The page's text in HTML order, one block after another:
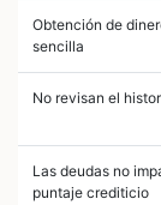
Obtención de
sencilla
No revisan el
Las deudas no
puntaje crediticio